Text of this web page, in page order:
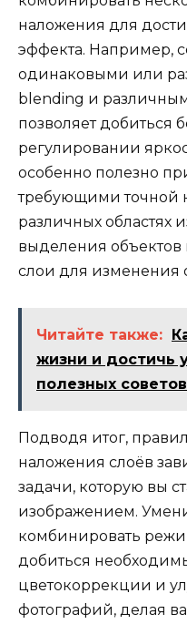
наложения для
эффекта. Например,
одинаковыми или
blending и
позволяет добиться
регулировании
особенно полезно
требующими точной
различных областях
выделения
слои для изменения
Читайте также:
жизни и достичь
полезных советов
Подводя итог,
наложения слоёв
задачи, которую вы
изображением.
комбинировать
добиться
цветокоррекции и
фотографий, делая